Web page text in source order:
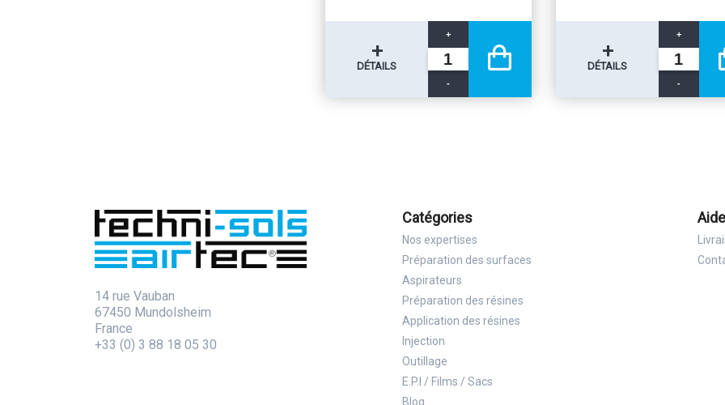
+
DÉTAILS
-
+
+
DÉTAILS
-
+
14 rue Vauban
67450 Mundolsheim
France
+33 (0) 3 88 18 05 30
Catégories
Nos expertises
Préparation des surfaces
Aspirateurs
Préparation des résines
Application des résines
Injection
Outillage
E.P.I / Films / Sacs
Blog